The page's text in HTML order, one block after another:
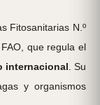
Fitosanitarias N.º
que regula el
internacional . Su
y organismos